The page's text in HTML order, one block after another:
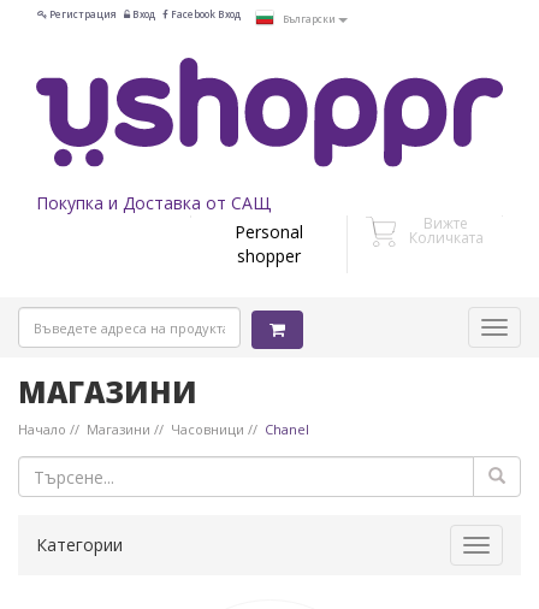
Регистрация Вход Facebook Вход Български
Покупка и Доставка от САЩ
Personal
shopper
Вижте
Количката
МАГАЗИНИ
Начало Магазини Часовници Chanel
Toggle
Категории